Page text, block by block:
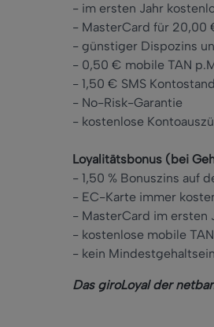
- im ersten Jahr
- MasterCard für 20,00
- günstiger Dispozins
- 0,50 € mobile TAN
- 1,50 € SMS
- No-Risk-Garantie
- kostenlose
Loyalitätsbonus (bei
- 1,50 % Bonuszins auf
- EC-Karte immer
- MasterCard im ersten
- kostenlose mobile TAN
- kein
Das giroLoyal der